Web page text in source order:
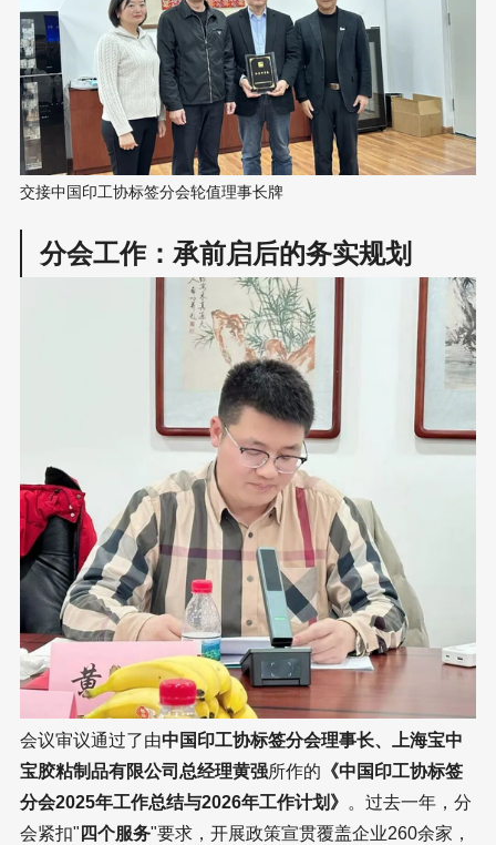
交接中国印工协标签分会轮值理事长牌
分会工作：承前启后的务实规划
会议审议通过了由中国印工协标签分会理事长、上海宝中
宝胶粘制品有限公司总经理黄强所作的 《中国印工协标签
分会2025年工作总结与2026年工作计划》 。过去一年，分
会紧扣" 四个服务"要求，开展政策宣贯覆盖企业260余家，